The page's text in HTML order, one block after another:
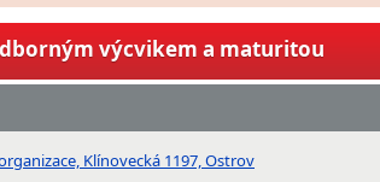
výcvikem a maturitou
Klínovecká 1197, Ostrov